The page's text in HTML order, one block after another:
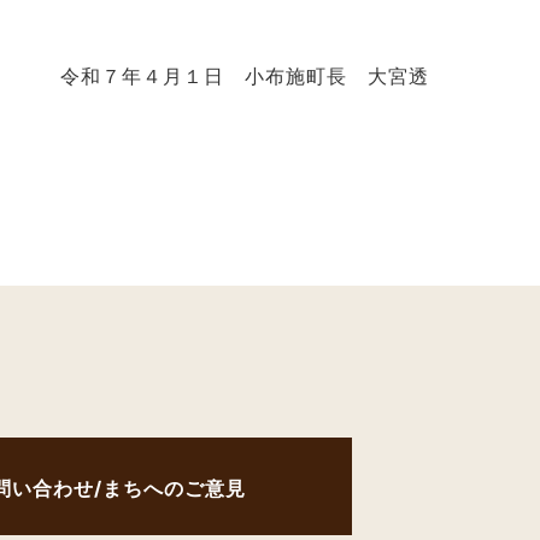
令和７年４月１日 小布施町長 大宮透
い合わせ/まちへのご意見